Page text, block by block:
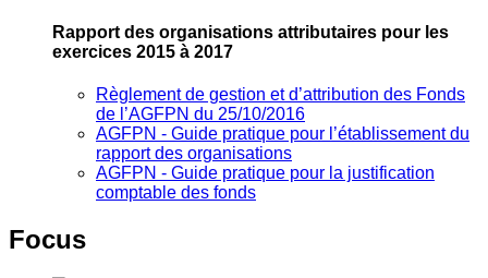
Rapport des organisations attributaires pour les
exercices 2015 à 2017
Règlement de gestion et d’attribution des Fonds
de l’AGFPN du 25/10/2016
AGFPN ‐ Guide pratique pour l’établissement du
rapport des organisations
AGFPN ‐ Guide pratique pour la justification
comptable des fonds
Focus